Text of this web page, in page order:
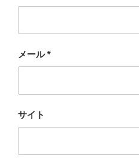
メール*
サイト